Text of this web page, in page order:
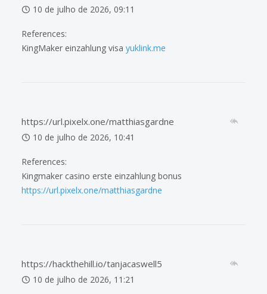
10 de julho de 2026, 09:11
References:
KingMaker einzahlung visa yuklink.me
https://url.pixelx.one/matthiasgardne
10 de julho de 2026, 10:41
References:
Kingmaker casino erste einzahlung bonus
https://url.pixelx.one/matthiasgardne
https://hackthehill.io/tanjacaswell5
10 de julho de 2026, 11:21